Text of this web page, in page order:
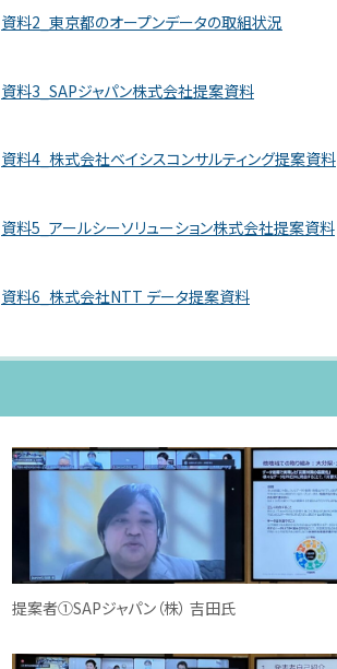
資料2_東京都のオープンデータの取組状況
資料3_SAPジャパン株式会社提案資料
資料4_株式会社ベイシスコンサルティング提案資料
資料5_アールシーソリューション株式会社提案資料
資料6_株式会社NTT データ提案資料
提案者①SAPジャパン（株） 吉田氏